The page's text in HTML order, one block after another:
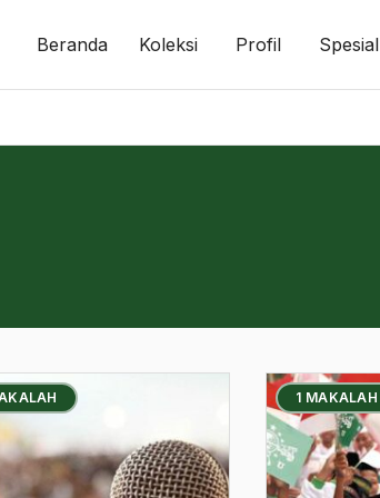
Beranda Koleksi Profil Spesial
1 MAKALAH